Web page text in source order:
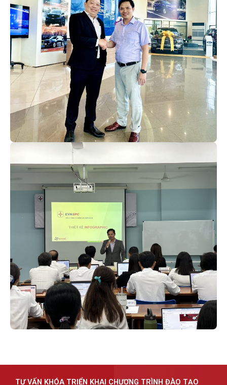
TƯ VẤN KHÓA TRIỂN KHAI CHƯƠNG TRÌNH ĐÀO TẠO